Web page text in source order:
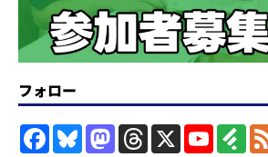
フォロー
F
a
B
M
a
T
h
X
Y
o
F
e